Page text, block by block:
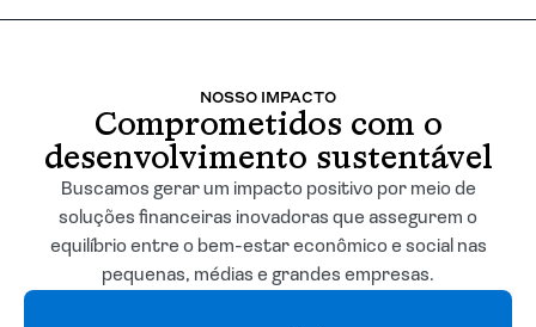
NOSSO IMPACTO
Comprometidos com o
desenvolvimento sustentável
Buscamos gerar um impacto positivo por meio de
soluções financeiras inovadoras que assegurem o
equilíbrio entre o bem-estar econômico e social nas
pequenas, médias e grandes empresas.